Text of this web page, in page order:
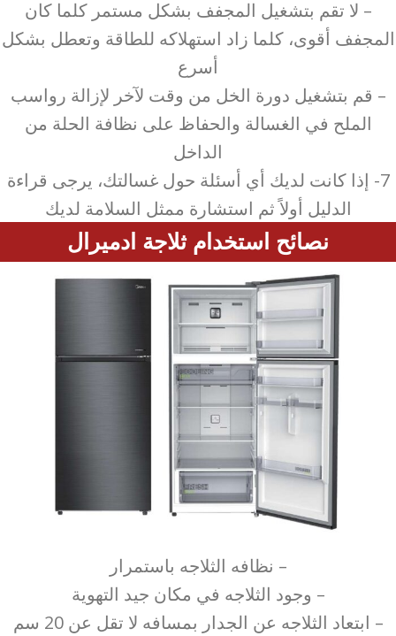
– لا تقم بتشغيل المجفف بشكل مستمر كلما كان
المجفف أقوى، كلما زاد استهلاكه للطاقة وتعطل بشكل
أسرع
– قم بتشغيل دورة الخل من وقت لآخر لإزالة رواسب
الملح في الغسالة والحفاظ على نظافة الحلة من
الداخل
7- إذا كانت لديك أي أسئلة حول غسالتك، يرجى قراءة
الدليل أولاً ثم استشارة ممثل السلامة لديك
نصائح استخدام ثلاجة ادميرال
– نظافه الثلاجه باستمرار
– وجود الثلاجه في مكان جيد التهوية
– ابتعاد الثلاجه عن الجدار بمسافه لا تقل عن 20 سم